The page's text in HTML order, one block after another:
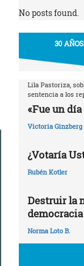
No posts found.
30
Lila Pastoriza,
sentencia a los
«Fue un
Victoria Ginzberg
¿Votaría
Rubén Kotler
Destruir la
democracia
Norma Loto B.